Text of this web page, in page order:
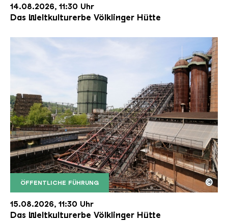
14.08.2026, 11:30 Uhr
Das Weltkulturerbe Völklinger Hütte
ÖFFENTLICHE FÜHRUNG
Der Erzschrägaufzug der Völklinger Hütte mit
Copyright: Weltkulturerbe Völklinger Hütte | Karl
©
15.08.2026, 11:30 Uhr
Das Weltkulturerbe Völklinger Hütte